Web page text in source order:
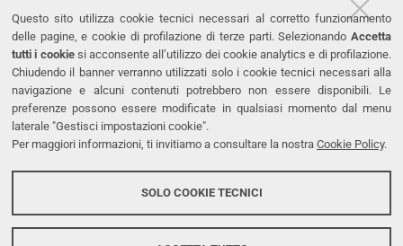
Questo sito utilizza cookie tecnici necessari al corretto funzionamento
delle pagine, e cookie di profilazione di terze parti. Selezionando Accetta
tutti i cookiesi acconsente all’utilizzo dei cookie analytics e di profilazione.
Chiudendo il banner verranno utilizzati solo i cookie tecnici necessari alla
navigazione e alcuni contenuti potrebbero non essere disponibili. Le
preferenze possono essere modificate in qualsiasi momento dal menu
laterale "Gestisci impostazioni cookie".
Per maggiori informazioni, ti invitiamo a consultare la nostra Cookie Policy.
SOLO COOKIE TECNICI
Tel. +39 0532 293111
Fax. +39 0532 293031
PEC
LINKS
Dichiarazione di accessibilità
Protezione dati personali